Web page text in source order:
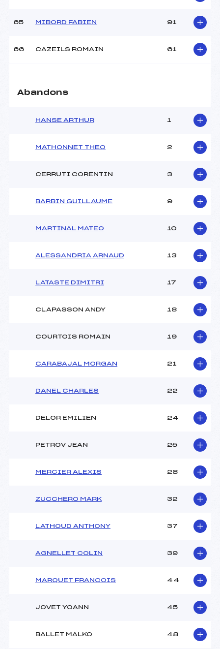
65 MIBORD FABIEN 91
66 CAZEILS ROMAIN 61
Abandons
HANSE ARTHUR 1
MATHONNET THEO 2
CERRUTI CORENTIN 3
BARBIN GUILLAUME 9
MARTINAL MATEO 10
ALESSANDRIA ARNAUD 13
LATASTE DIMITRI 17
CLAPASSON ANDY 18
COURTOIS ROMAIN 19
CARABAJAL MORGAN 21
DANEL CHARLES 22
DELOR EMILIEN 24
PETROV JEAN 25
MERCIER ALEXIS 28
ZUCCHERO MARK 32
LATHOUD ANTHONY 37
AGNELLET COLIN 39
MARQUET FRANCOIS 44
JOVET YOANN 45
BALLET MALKO 48